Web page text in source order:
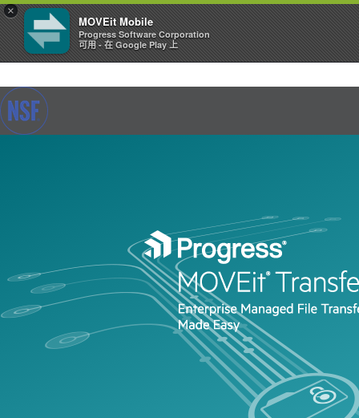
×
MOVEit Mobile
Progress Software Corporation
可用 - 在 Google Play 上